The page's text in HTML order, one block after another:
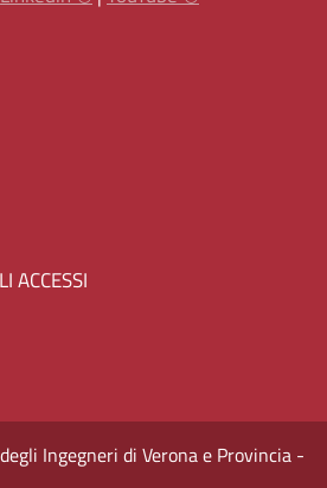
ACCESSI
Ingegneri di Verona e Provincia -